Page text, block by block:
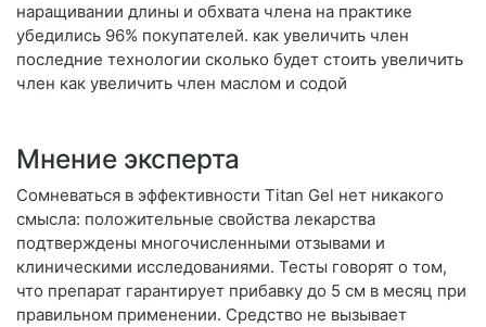
наращивании длины и обхвата члена на практике
убедились 96% покупателей. как увеличить член
последние технологии сколько будет стоить увеличить
член как увеличить член маслом и содой
Мнение эксперта
Сомневаться в эффективности Titan Gel нет никакого
смысла: положительные свойства лекарства
подтверждены многочисленными отзывами и
клиническими исследованиями. Тесты говорят о том,
что препарат гарантирует прибавку до 5 см в месяц при
правильном применении. Средство не вызывает